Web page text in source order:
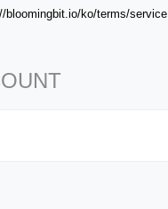
bloomingbit.io/ko/terms/service